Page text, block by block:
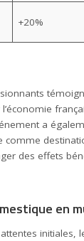
+20%
l’économie
a
comme
des effets
en
initiales,